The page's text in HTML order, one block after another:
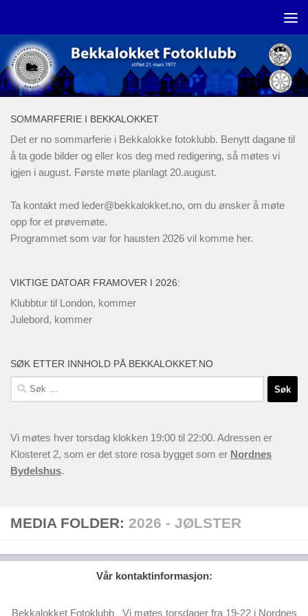
MEDIA FOLDER: 2026 - JØLSTER
SOMMARFERIE I BEKKALOKKET
Det er no sommarferie i Bekkalokke fotoklubb. Benytt dagane til
å ta gode bilder og eller kos deg med redigering, så møtes vi
igjen i august. Første møte planlagt 20.august.
Ta kontakt med leder@bekkalokket.no, om du ønsker å møte
opp for et prøvemøte.
Programmet som var for hausten 2026 vil komme her.
VIKTIGE DATOAR FRAMOVER I 2026:
Klubbtur til London, kommer
Julebord, kommer
SØK ETTER INNHOLD PÅ BEKKALOKKET.NO
Søk
etter:
Vi møtes hver torsdag klokken 19:00 til 22:00. Adressen er
Klosteret 2, som er det store rosa bygget som er Nordnes
Bydelshus.
Vår kontaktinformasjon:
Bekkalokket Fotoklubb Vi møtes torsdager fra 19-22 i Nordnes